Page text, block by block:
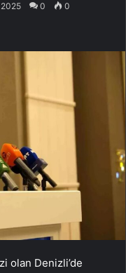
0 0
olan Denizli’de